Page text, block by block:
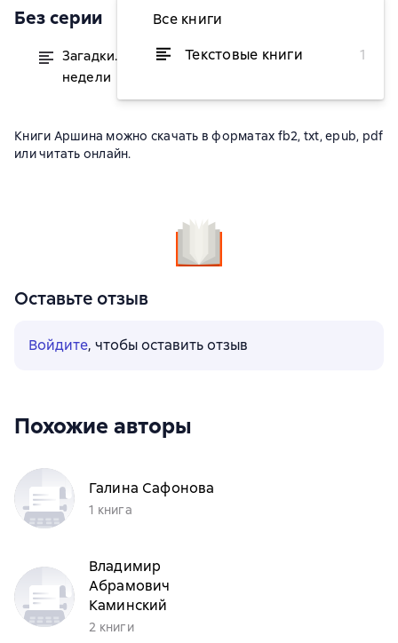
Все книги
Текстовые книги
1
Без серии
Загадки. Времена года. Месяцы. Дни
недели
от 6 ₽
Книги Аршина можно скачать в форматах fb2, txt, epub, pdf
или читать онлайн.
Оставьте отзыв
Войдите, чтобы оставить отзыв
Похожие авторы
Галина Сафонова
1 книга
Владимир
Абрамович
Каминский
2 книги